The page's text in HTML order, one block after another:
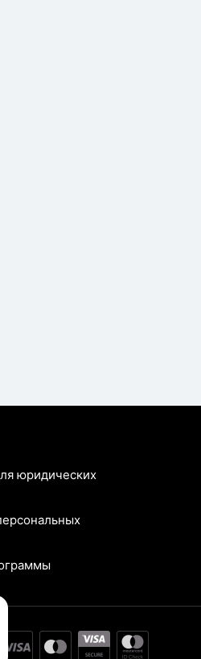
юридических